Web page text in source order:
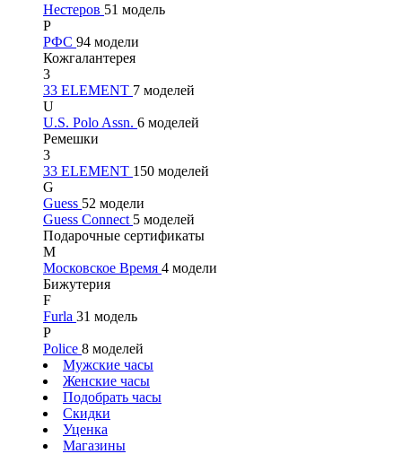
Нестеров 51 модель
Р
РФС 94 модели
Кожгалантерея
3
33 ELEMENT 7 моделей
U
U.S. Polo Assn. 6 моделей
Ремешки
3
33 ELEMENT 150 моделей
G
Guess 52 модели
Guess Connect 5 моделей
Подарочные сертификаты
М
Московское Время 4 модели
Бижутерия
F
Furla 31 модель
P
Police 8 моделей
Мужские часы
Женские часы
Подобрать часы
Скидки
Уценка
Магазины